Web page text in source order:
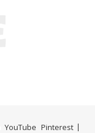
YouTube Pinterest